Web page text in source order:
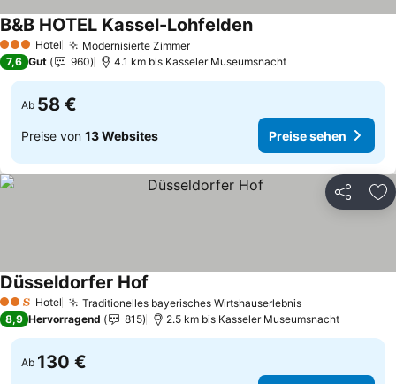
3 SterneHotel Modernisierte Zimmer
B&B HOTEL Kassel-Lohfelden
7,6 Gut 960 4.1 km bis Kasseler Museumsnacht
Ab 58 €
Preise von 13 Websites Preise sehen
Teilen
2 SterneHotel Traditionelles bayerisches Wirtshauserlebnis
Düsseldorfer Hof
8,9 Hervorragend 815 2.5 km bis Kasseler Museumsnacht
Ab 130 €